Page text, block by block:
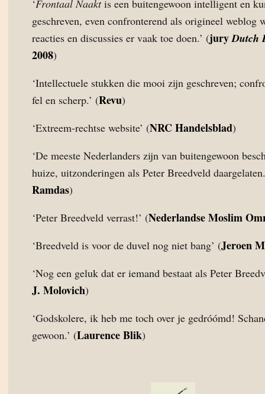
‘Frontaal Naaktis een buitengewoon intelligent en
geschreven, even confronterend als origineel weblog
reacties en discussies er vaak toe doen.’ (juryDutch
2008)
‘Intellectuele stukken die mooi zijn geschreven;
fel en scherp.’ (Revu)
‘Extreem-rechtse website’ (NRC Handelsblad)
‘De meeste Nederlanders zijn van buitengewoon
huize, uitzonderingen als Peter Breedveld
Ramdas)
‘Peter Breedveld verrast!’ (Nederlandse Moslim
‘Breedveld is voor de duvel nog niet bang’ (Jeroen
‘Nog een geluk dat er iemand bestaat als Peter
J. Molovich)
‘Godskolere, ik heb me toch over je gedróómd!
gewoon.’ (Laurence Blik)